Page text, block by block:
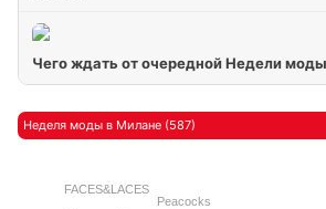
Чего ждать от очередной Недели
Неделя моды в Милане (587)
FACES&LACES
Peacocks